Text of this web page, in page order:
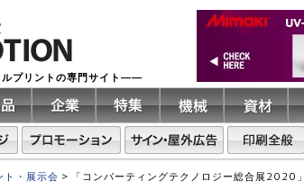
プリントの専門サイト――
ト・展示会 > 「コンバーティングテクノロジー総合展